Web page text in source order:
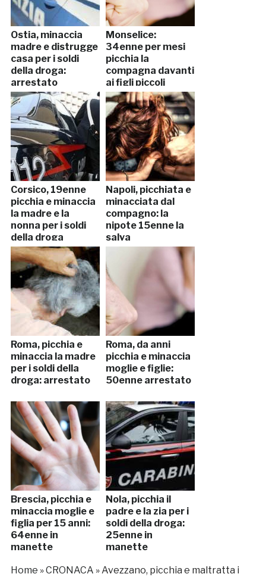
Ostia, minaccia
madre e distrugge
casa per i soldi
della droga:
arrestato
Monselice:
34enne per mesi
picchia la
compagna davanti
ai figli piccoli
Corsico, 19enne
picchia e minaccia
la madre e la
nonna per i soldi
della droga
Napoli, picchiata e
minacciata dal
compagno: la
nipote 15enne la
salva
Roma, picchia e
minaccia la madre
per i soldi della
droga: arrestato
Roma, da anni
picchia e minaccia
moglie e figlie:
50enne arrestato
Brescia, picchia e
minaccia moglie e
figlia per 15 anni:
64enne in
manette
Nola, picchia il
padre e la zia per i
soldi della droga:
25enne in
manette
Home »CRONACA »Avezzano, picchia e maltratta i